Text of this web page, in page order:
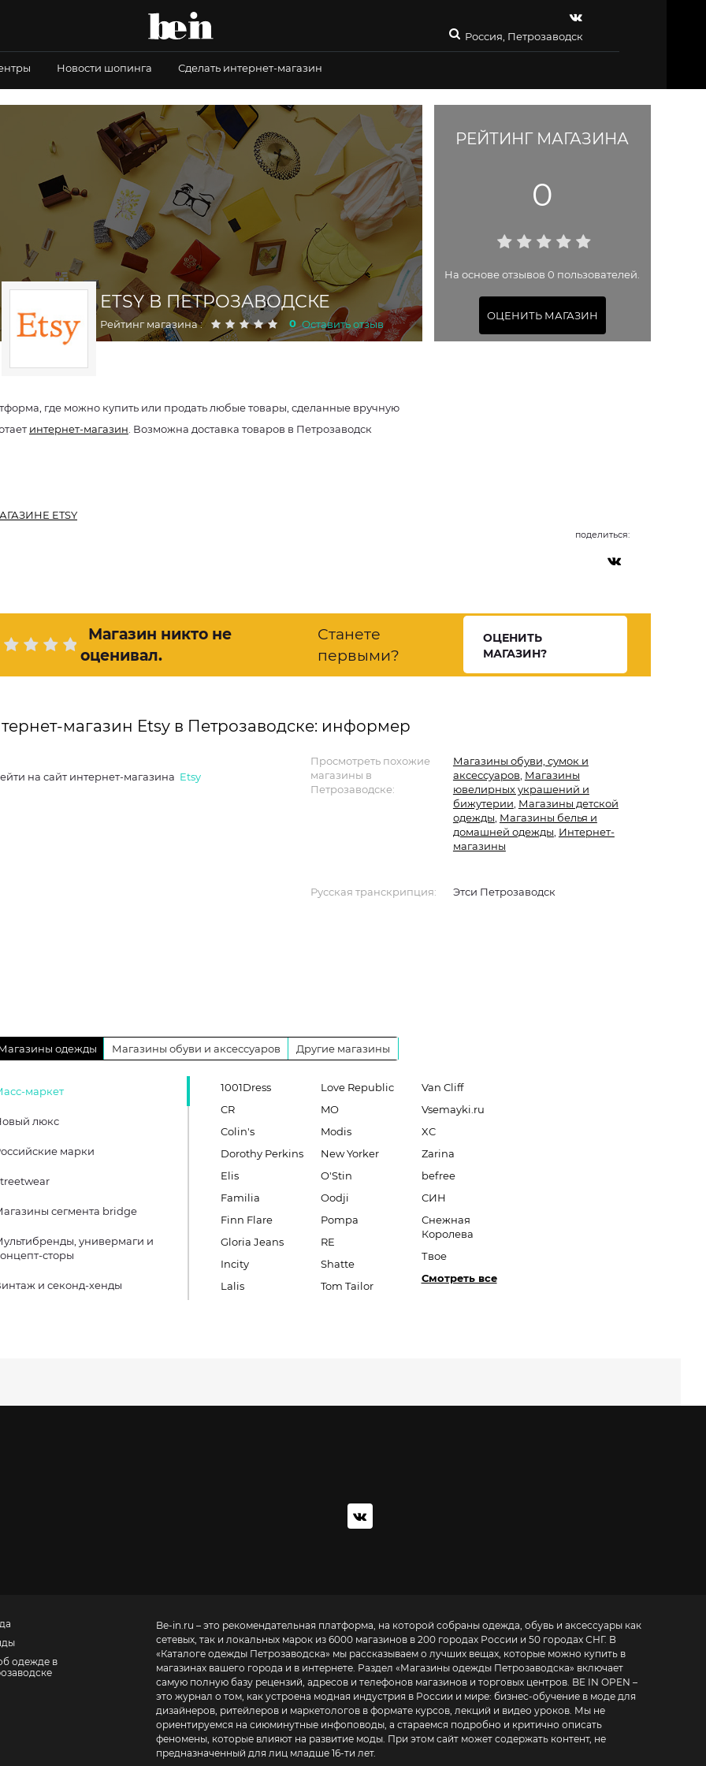
Россия, Петрозаводск
Новости шопинга Сделать интернет-магазин
ETSY В ПЕТРОЗАВОДСКЕ
Рейтинг магазина : 0 Оставить отзыв
РЕЙТИНГ МАГАЗИНА
0
На основе отзывов 0 пользователей.
ОЦЕНИТЬ МАГАЗИН
где можно купить или продать любые товары, сделанные вручную
интернет-магазин . Возможна доставка товаров в Петрозаводск
ETSY
поделиться:
Магазин никто не
оценивал.
Станете
первыми?
ОЦЕНИТЬ
МАГАЗИН?
магазин Etsy в Петрозаводске: информер
на сайт интернет-магазина Etsy
Просмотреть похожие
магазины в
Петрозаводске:
Магазины обуви, сумок и
аксессуаров Магазины
ювелирных украшений и
бижутерии Магазины детской
одежды Магазины белья и
домашней одежды Интернет-
магазины
Русская транскрипция: Этси Петрозаводск
одежды Магазины обуви и аксессуаров Другие магазины
маркет
люкс
марки
сегмента bridge
универмаги и
сторы
и секонд-хенды
1001Dress
CR
Colin's
Dorothy Perkins
Elis
Familia
Finn Flare
Gloria Jeans
Incity
Lalis
Love Republic
MO
Modis
New Yorker
O'Stin
Oodji
Pompa
RE
Shatte
Tom Tailor
Van Cliff
Vsemayki.ru
XC
Zarina
befree
СИН
Снежная
Королева
Твое
Смотреть все
одежде в
Be-in.ru – это рекомендательная платформа, на которой собраны одежда, обувь и аксессуары как
сетевых, так и локальных марок из 6000 магазинов в 200 городах России и 50 городах СНГ. В
«Каталоге одежды Петрозаводска» мы рассказываем о лучших вещах, которые можно купить в
магазинах вашего города и в интернете. Раздел «Магазины одежды Петрозаводска» включает
самую полную базу рецензий, адресов и телефонов магазинов и торговых центров. BE IN OPEN –
это журнал о том, как устроена модная индустрия в России и мире: бизнес-обучение в моде для
дизайнеров, ритейлеров и маркетологов в формате курсов, лекций и видео уроков. Мы не
ориентируемся на сиюминутные инфоповоды, а стараемся подробно и критично описать
феномены, которые влияют на развитие моды. При этом сайт может содержать контент, не
предназначенный для лиц младше 16-ти лет.